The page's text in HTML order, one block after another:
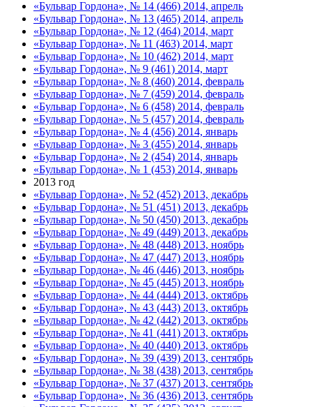
«Бульвар Гордона», № 14 (466) 2014, апрель
«Бульвар Гордона», № 13 (465) 2014, апрель
«Бульвар Гордона», № 12 (464) 2014, март
«Бульвар Гордона», № 11 (463) 2014, март
«Бульвар Гордона», № 10 (462) 2014, март
«Бульвар Гордона», № 9 (461) 2014, март
«Бульвар Гордона», № 8 (460) 2014, февраль
«Бульвар Гордона», № 7 (459) 2014, февраль
«Бульвар Гордона», № 6 (458) 2014, февраль
«Бульвар Гордона», № 5 (457) 2014, февраль
«Бульвар Гордона», № 4 (456) 2014, январь
«Бульвар Гордона», № 3 (455) 2014, январь
«Бульвар Гордона», № 2 (454) 2014, январь
«Бульвар Гордона», № 1 (453) 2014, январь
2013 год
«Бульвар Гордона», № 52 (452) 2013, декабрь
«Бульвар Гордона», № 51 (451) 2013, декабрь
«Бульвар Гордона», № 50 (450) 2013, декабрь
«Бульвар Гордона», № 49 (449) 2013, декабрь
«Бульвар Гордона», № 48 (448) 2013, ноябрь
«Бульвар Гордона», № 47 (447) 2013, ноябрь
«Бульвар Гордона», № 46 (446) 2013, ноябрь
«Бульвар Гордона», № 45 (445) 2013, ноябрь
«Бульвар Гордона», № 44 (444) 2013, октябрь
«Бульвар Гордона», № 43 (443) 2013, октябрь
«Бульвар Гордона», № 42 (442) 2013, октябрь
«Бульвар Гордона», № 41 (441) 2013, октябрь
«Бульвар Гордона», № 40 (440) 2013, октябрь
«Бульвар Гордона», № 39 (439) 2013, сентябрь
«Бульвар Гордона», № 38 (438) 2013, сентябрь
«Бульвар Гордона», № 37 (437) 2013, сентябрь
«Бульвар Гордона», № 36 (436) 2013, сентябрь